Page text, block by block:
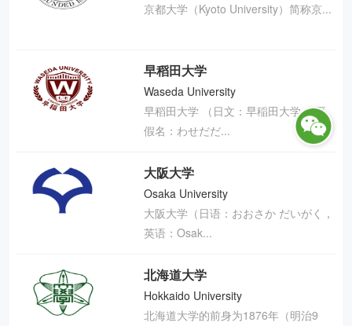
京都大学（Kyoto University）简称京...
早稻田大学
Waseda University
早稻田大学 （日文：早稲田大学， 平
假名：わせだだ...
大阪大学
Osaka University
大阪大学（日语：おおさか だいがく，
英语：Osak...
北海道大学
Hokkaido University
北海道大学的前身为1876年（明治9